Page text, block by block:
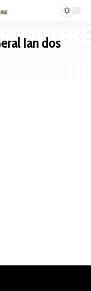
Ian dos